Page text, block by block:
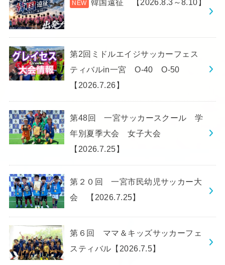
韓国遠征 【2026.8.3～8.10】
第2回ミドルエイジサッカーフェス
ティバルin一宮 O-40 O-50
【2026.7.26】
第48回 一宮サッカースクール 学
年別夏季大会 女子大会
【2026.7.25】
第２０回 一宮市民幼児サッカー大
会 【2026.7.25】
第６回 ママ＆キッズサッカーフェ
スティバル【2026.7.5】